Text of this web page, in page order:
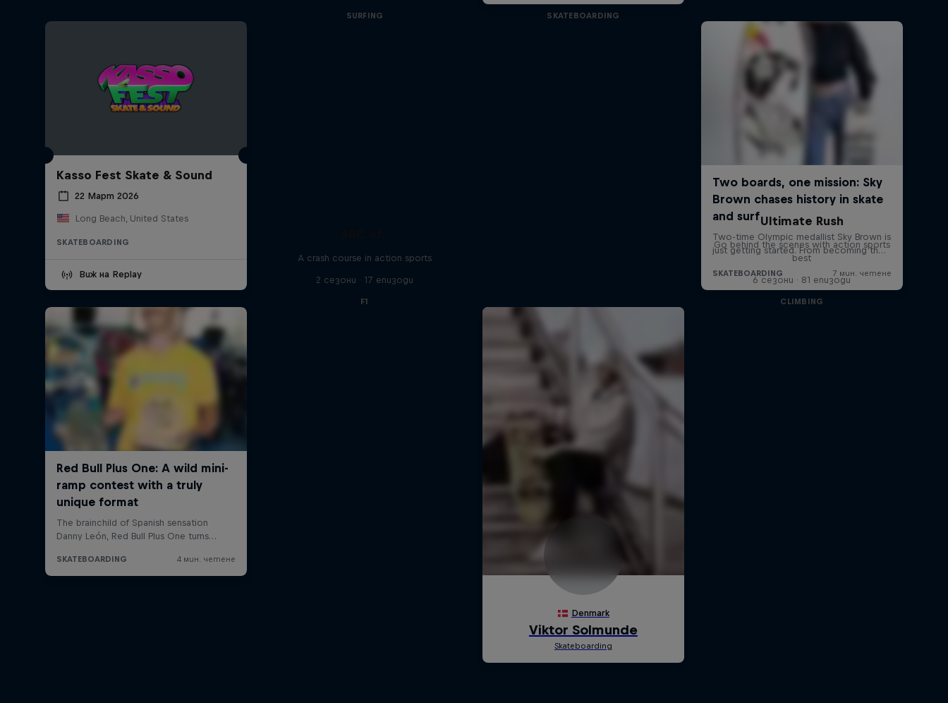
Kasso Fest Skate & Sound
22 Март 2026
Long Beach, United States
SKATEBOARDING
Виж на Replay
SURFING SKATEBOARDING
A crash course in action sports
2 сезони · 17 епизоди
F1
Ultimate Rush
Go behind the scenes with action sports
best
6 сезони · 81 епизоди
CLIMBING